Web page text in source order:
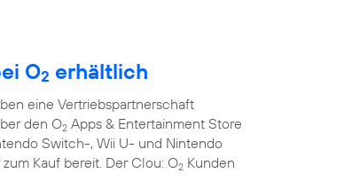
O2 erhältlich
eine Vertriebspartnerschaft
den O2 Apps & Entertainment Store
Switch-, Wii U- und Nintendo
Kauf bereit. Der Clou: O2 Kunden